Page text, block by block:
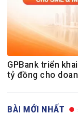
GPBank triển
tỷ đồng cho
BÀI MỚI NHẤT